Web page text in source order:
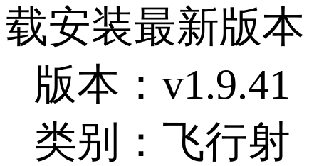
载安装最新版本
版本：v1.9.41
类别：飞行射